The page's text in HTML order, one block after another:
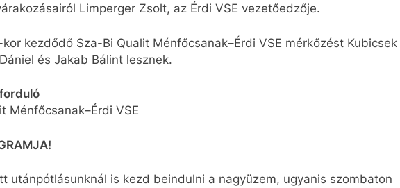
Limperger Zsolt, az Érdi VSE vezetőedzője.
kezdődő Sza-Bi Qualit Ménfőcsanak–Érdi VSE mérkőzést Kubicsek
és Jakab Bálint lesznek.
Ménfőcsanak–Érdi VSE
utánpótlásunknál is kezd beindulni a nagyüzem, ugyanis szombaton